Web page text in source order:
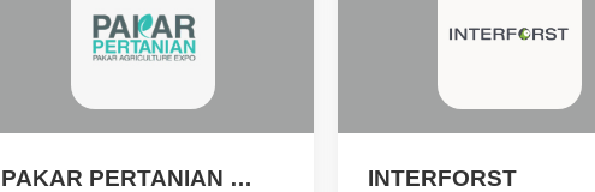
PAKAR PERTANIAN EXPO INTERFORST